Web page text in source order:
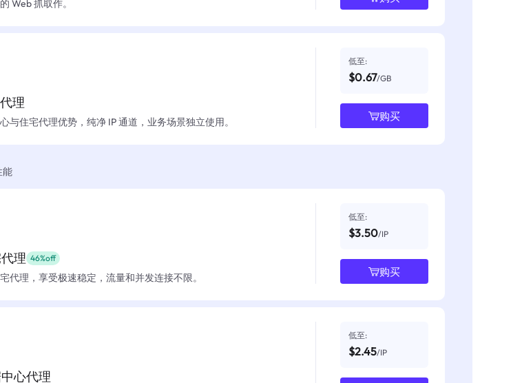
Web 抓取作。
理
与住宅代理优势，纯净 IP 通道，业务场景独立使用。
低至:
$0.67/GB
购买
能
理 46%off
代理，享受极速稳定，流量和并发连接不限。
低至:
$3.50/IP
购买
心代理
低至:
$2.45/IP